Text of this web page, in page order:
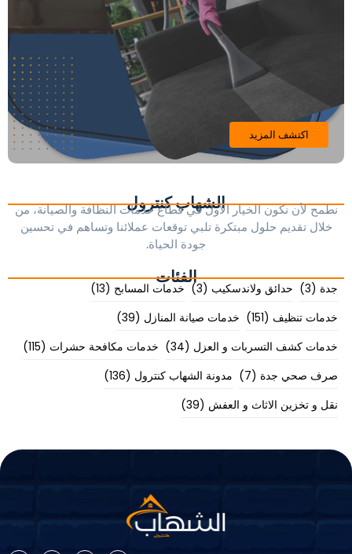
الشهاب كنترول
نطمح لأن نكون الخيار الأول في قطاع خدمات النظافة والصيانة، من
خلال تقديم حلول مبتكرة تلبي توقعات عملائنا وتساهم في تحسين
جودة الحياة.
اكتشف المزيد
الفئات
جدة (3) حدائق ولاندسكيب (3) خدمات المسابح (13)
خدمات تنظيف (151) خدمات صيانة المنازل (39)
خدمات كشف التسربات و العزل (34) خدمات مكافحة حشرات (115)
صرف صحي جدة (7) مدونة الشهاب كنترول (136)
نقل و تخزين الاثاث و العفش (39)